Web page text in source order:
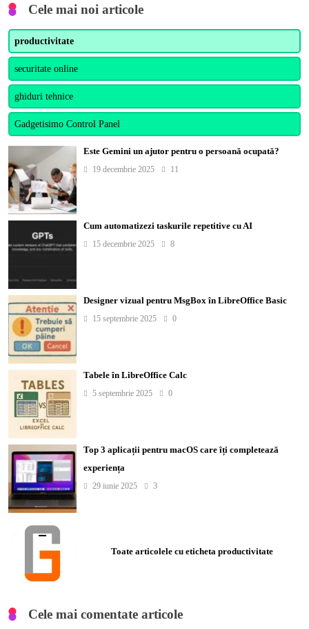
Cele mai noi articole
productivitate
securitate online
ghiduri tehnice
Gadgetisimo Control Panel
Este Gemini un ajutor pentru o persoană ocupată?
19 decembrie 2025 11
Cum automatizezi taskurile repetitive cu AI
15 decembrie 2025 8
Designer vizual pentru MsgBox în LibreOffice Basic
15 septembrie 2025 0
Tabele în LibreOffice Calc
5 septembrie 2025 0
Top 3 aplicații pentru macOS care îți completează
experiența
29 iunie 2025 3
Toate articolele cu eticheta productivitate
Cele mai comentate articole